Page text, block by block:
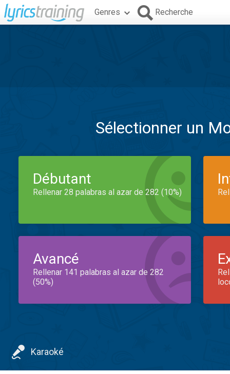
Genres Recherche
Sélectionner un
Débutant
Rellenar 28 palabras al azar de 282 (10%)
Avancé
Rellenar 141 palabras al azar de 282
(50%)
Karaoké